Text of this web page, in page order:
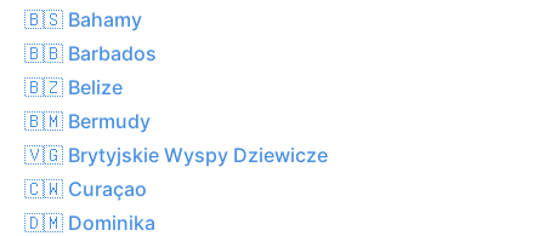
🇧🇸 Bahamy
🇧🇧 Barbados
🇧🇿 Belize
🇧🇲 Bermudy
🇻🇬 Brytyjskie Wyspy Dziewicze
🇨🇼 Curaçao
🇩🇲 Dominika